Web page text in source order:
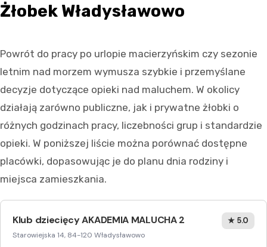
Żłobek Władysławowo
Powrót do pracy po urlopie macierzyńskim czy sezonie
letnim nad morzem wymusza szybkie i przemyślane
decyzje dotyczące opieki nad maluchem. W okolicy
działają zarówno publiczne, jak i prywatne żłobki o
różnych godzinach pracy, liczebności grup i standardzie
opieki. W poniższej liście można porównać dostępne
placówki, dopasowując je do planu dnia rodziny i
miejsca zamieszkania.
Klub dziecięcy AKADEMIA MALUCHA 2
Starowiejska 14, 84-120 Władysławowo
★ 5.0